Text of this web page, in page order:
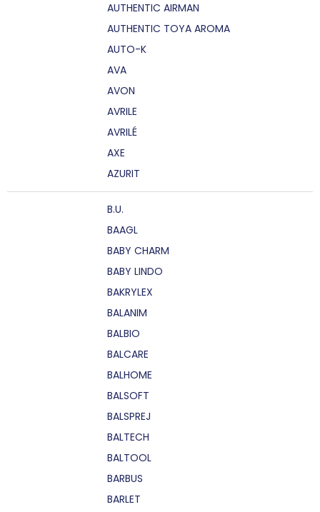
AUTHENTIC AIRMAN
AUTHENTIC TOYA AROMA
AUTO-K
AVA
AVON
AVRILE
AVRILÉ
AXE
AZURIT
B.U.
BAAGL
BABY CHARM
BABY LINDO
BAKRYLEX
BALANIM
BALBIO
BALCARE
BALHOME
BALSOFT
BALSPREJ
BALTECH
BALTOOL
BARBUS
BARLET